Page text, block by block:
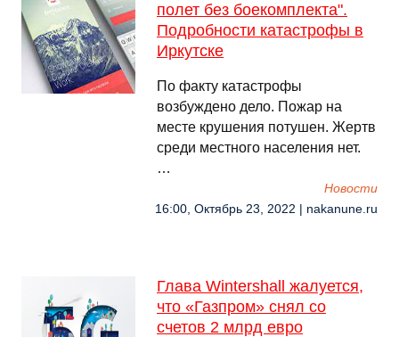
полет без боекомплекта".
Подробности катастрофы в
Иркутске
По факту катастрофы
возбуждено дело. Пожар на
месте крушения потушен. Жертв
среди местного населения нет.
…
Новости
16:00, Октябрь 23, 2022 | nakanune.ru
Глава Wintershall жалуется,
что «Газпром» снял со
счетов 2 млрд евро